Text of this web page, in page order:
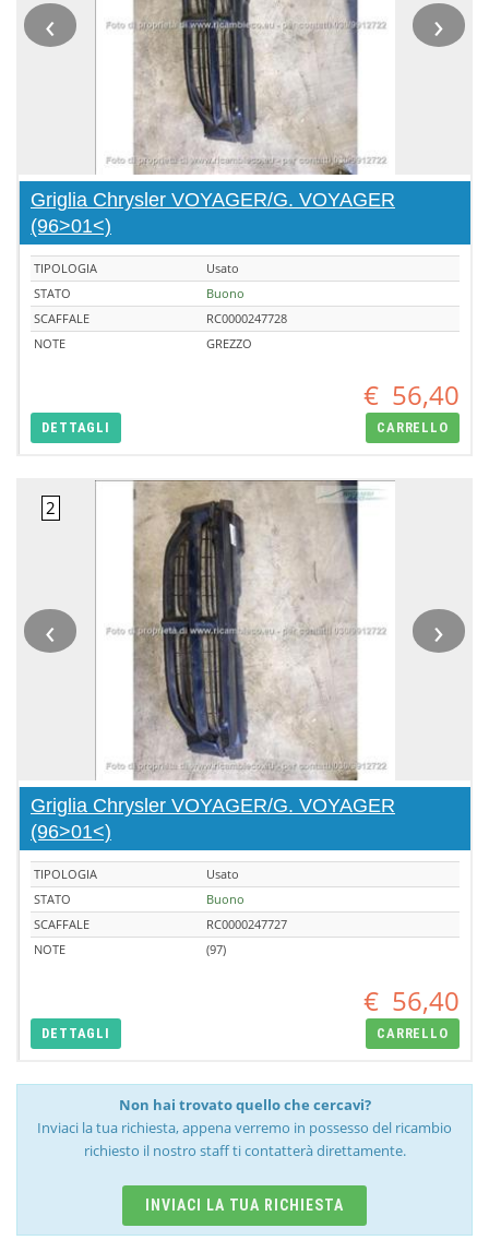
‹ ›
Griglia Chrysler VOYAGER/G. VOYAGER
(96>01<)
TIPOLOGIA
Usato
STATO
Buono
SCAFFALE
RC0000247728
NOTE
GREZZO
€ 56,40
DETTAGLI CARRELLO
‹ ›
Griglia Chrysler VOYAGER/G. VOYAGER
(96>01<)
TIPOLOGIA
Usato
STATO
Buono
SCAFFALE
RC0000247727
NOTE
(97)
€ 56,40
DETTAGLI CARRELLO
Non hai trovato quello che cercavi?
Inviaci la tua richiesta, appena verremo in possesso del ricambio
richiesto il nostro staff ti contatterà direttamente.
INVIACI LA TUA RICHIESTA